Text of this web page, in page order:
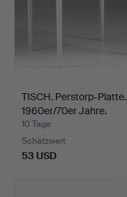
TISCH. Perstorp-Platte.
1960er/70er Jahre.
10 Tage
Schätzwert
53 USD